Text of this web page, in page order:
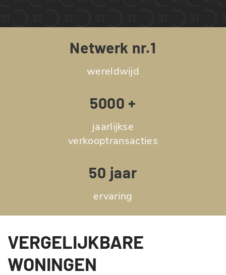
Netwerk nr.1
wereldwijd
5000 +
jaarlijkse
verkooptransacties
50 jaar
ervaring
VERGELIJKBARE
WONINGEN